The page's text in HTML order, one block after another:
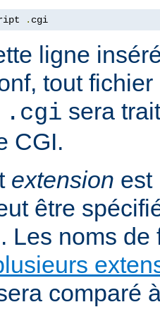
. cgi
ligne
tout
.cgi sera
CGI.
extension est
être
Les noms de
comparé